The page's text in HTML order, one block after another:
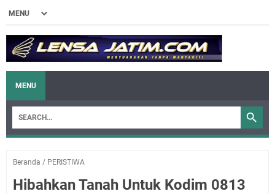
MENU
Beranda / PERISTIWA
Hibahkan Tanah Untuk Kodim 0813